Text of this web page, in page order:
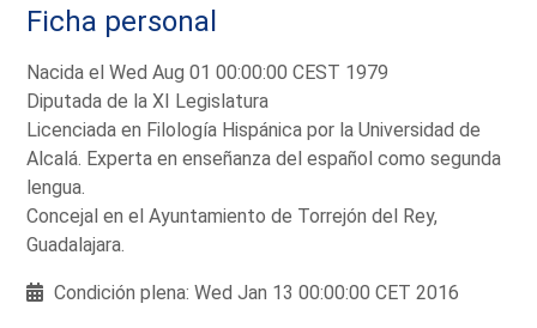
Ficha personal
Nacida el Wed Aug 01 00:00:00 CEST 1979
Diputada de la XI Legislatura
Licenciada en Filología Hispánica por la Universidad de
Alcalá. Experta en enseñanza del español como segunda
lengua.
Concejal en el Ayuntamiento de Torrejón del Rey,
Guadalajara.
Condición plena: Wed Jan 13 00:00:00 CET 2016